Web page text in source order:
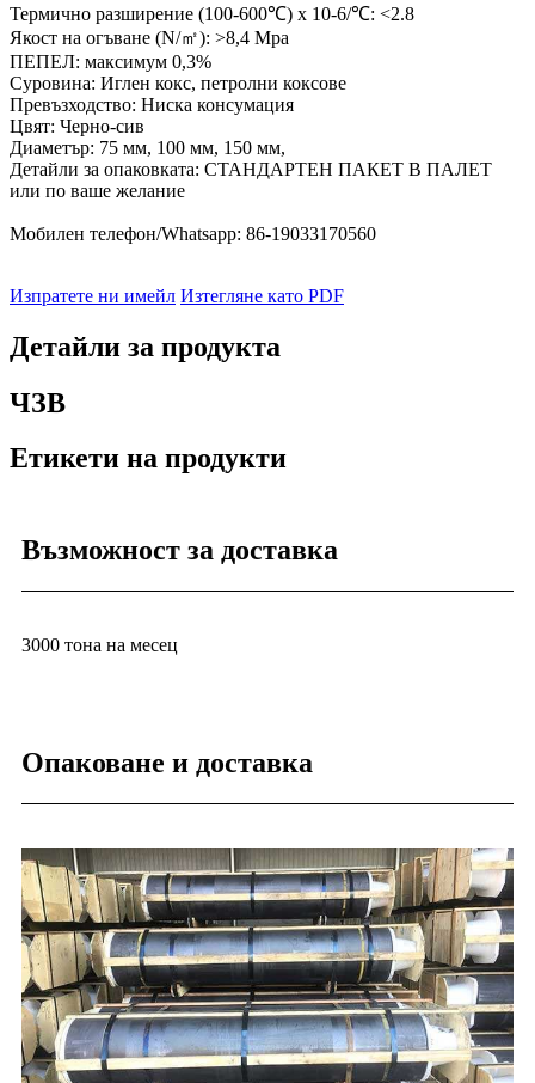
Термично разширение (100-600℃) x 10-6/℃: <2.8
Якост на огъване (N/㎡): >8,4 Mpa
ПЕПЕЛ: максимум 0,3%
Суровина: Иглен кокс, петролни коксове
Превъзходство: Ниска консумация
Цвят: Черно-сив
Диаметър: 75 мм, 100 мм, 150 мм,
Детайли за опаковката: СТАНДАРТЕН ПАКЕТ В ПАЛЕТ
или по ваше желание
Мобилен телефон/Whatsapp: 86-19033170560
Изпратете ни имейл Изтегляне като PDF
Детайли за продукта
ЧЗВ
Етикети на продукти
Възможност за доставка
3000 тона на месец
Опаковане и доставка